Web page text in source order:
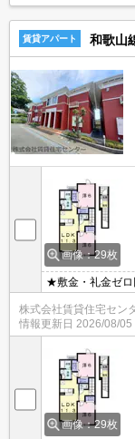
賃貸アパート 和歌山
画像：29枚
★敷金・礼金ゼロ
渉は、賃貸住宅
株式会社賃貸住宅セン
情報更新日 2026/08/05
画像：29枚